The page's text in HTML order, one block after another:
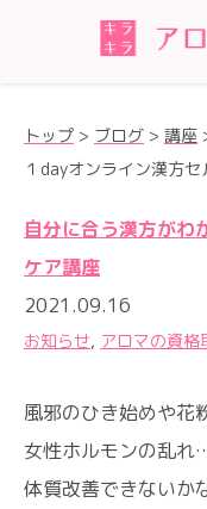
トップ > ブログ > 講座
１dayオンライン漢方
自分に合う漢方がわ
ケア講座
2021.09.16
お知らせ, アロマの資格
風邪のひき始めや花
女性ホルモンの乱れ
体質改善できないか